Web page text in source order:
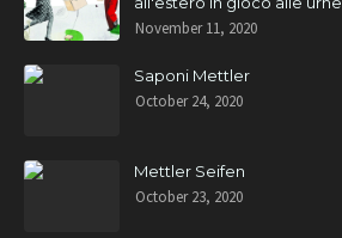
November 11, 2020
Saponi Mettler
October 24, 2020
Mettler Seifen
October 23, 2020